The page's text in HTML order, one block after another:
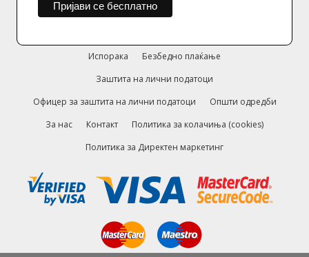
Испорака
Безбедно плаќање
Заштита на лични податоци
Офицер за заштита на лични податоци
Општи одредби
За нас
Контакт
Политика за колачиња (cookies)
Политика за Директен маркетинг